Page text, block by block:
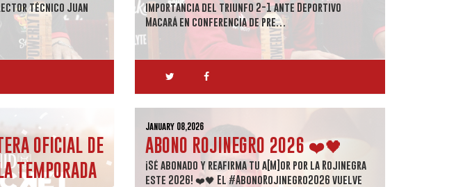
técnico Juan
importancia del triunfo 2-1 ante Deportivo
Macará en conferencia de pre…
OFICIAL DE
TEMPORADA
January 08,2026
ABONO ROJINEGRO 2026 ❤️🖤
¡Sé abonado y reafirma tu a[M]or por la Rojinegra
este 2026! ❤️🖤 El #AbonoRojinegro2026 vuelve